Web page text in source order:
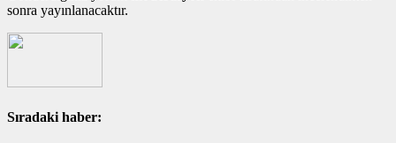
sonra yayınlanacaktır.
Sıradaki haber: